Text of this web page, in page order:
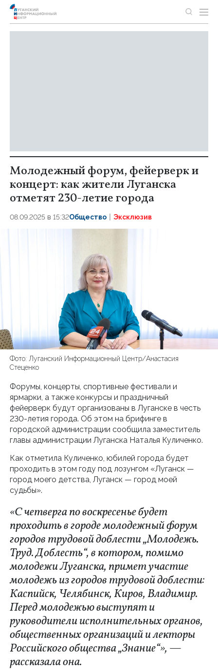
Молодежный форум, фейерверк и
концерт: как жители Луганска
отметят 230-летие города
08.09.2025 в 15:32Общество Эксклюзив
Фото: Луганский Информационный Центр/Анастасия
Стеценко
Форумы, концерты, спортивные фестивали и
ярмарки, а также конкурсы и праздничный
фейерверк будут организованы в Луганске в честь
230-летия города. Об этом на брифинге в
городской администрации сообщила заместитель
главы администрации Луганска Наталья Куличенко.
Как отметила Куличенко, юбилей города будет
проходить в этом году под лозунгом «Луганск —
город моего детства, Луганск — город моей
судьбы».
«С четверга по воскресенье будет
проходить в городе молодежный форум
городов трудовой доблести „Молодежь.
Труд. Доблесть“, в котором, помимо
молодежи Луганска, примет участие
молодежь из городов трудовой доблести:
Каспийск, Челябинск, Киров, Владимир.
Перед молодежью выступят и
руководители исполнительных органов,
общественных организаций и лекторы
Российского общества „Знание“», —
рассказала она.